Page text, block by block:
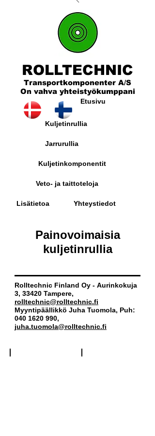
ROLLTECHNIC
Transportkomponenter A/S
On vahva yhteistyökumppani
Etusivu
Kuljetinrullia
Jarrurullia
Kuljetinkomponentit
Veto- ja taittoteloja
Lisätietoa Yhteystiedot
Painovoimaisia
kuljetinrullia
Rolltechnic Finland Oy - Aurinkokuja
3, 33420 Tampere,
rolltechnic@rolltechnic.fi
Myyntipäällikkö Juha Tuomola, Puh:
040 1620 990,
juha.tuomola@rolltechnic.fi